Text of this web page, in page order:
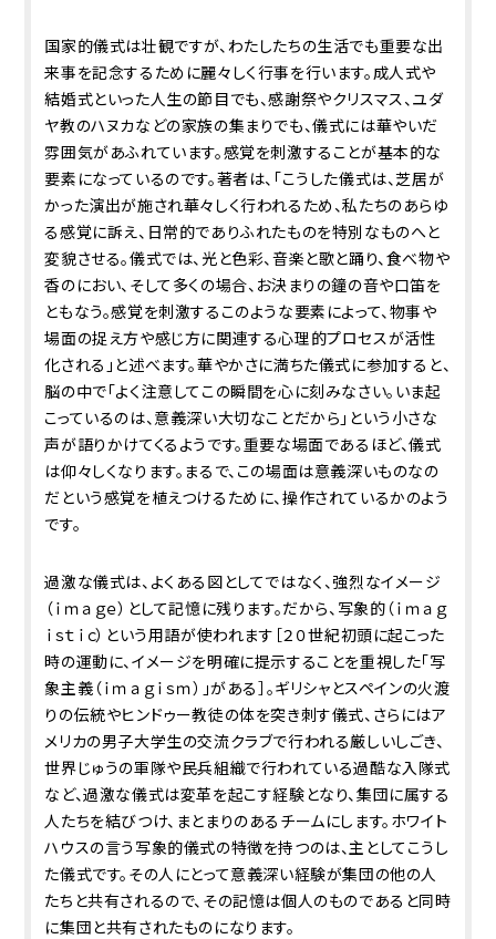
国家的儀式は壮観ですが、わたしたちの生活でも重要な出
来事を記念するために麗々しく行事を行います。成人式や
結婚式といった人生の節目でも、感謝祭やクリスマス、ユダ
ヤ教のハヌカなどの家族の集まりでも、儀式には華やいだ
雰囲気があふれています。感覚を刺激することが基本的な
要素になっているのです。著者は、「こうした儀式は、芝居が
かった演出が施され華々しく行われるため、私たちのあらゆ
る感覚に訴え、日常的でありふれたものを特別なものへと
変貌させる。儀式では、光と色彩、音楽と歌と踊り、食べ物や
香のにおい、そして多くの場合、お決まりの鐘の音や口笛を
ともなう。感覚を刺激するこのような要素によって、物事や
場面の捉え方や感じ方に関連する心理的プロセスが活性
化される」と述べます。華やかさに満ちた儀式に参加すると、
脳の中で「よく注意してこの瞬間を心に刻みなさい。いま起
こっているのは、意義深い大切なことだから」という小さな
声が語りかけてくるようです。重要な場面であるほど、儀式
は仰々しくなります。まるで、この場面は意義深いものなの
だという感覚を植えつけるために、操作されているかのよう
です。
過激な儀式は、よくある図としてではなく、強烈なイメージ
（ｉｍａｇｅ）として記憶に残ります。だから、写象的（ｉｍａｇ
ｉｓｔｉｃ）という用語が使われます［２０世紀初頭に起こった
時の運動に、イメージを明確に提示することを重視した「写
象主義（ｉｍａｇｉｓｍ）」がある］。ギリシャとスペインの火渡
りの伝統やヒンドゥー教徒の体を突き刺す儀式、さらにはア
メリカの男子大学生の交流クラブで行われる厳しいしごき、
世界じゅうの軍隊や民兵組織で行われている過酷な入隊式
など、過激な儀式は変革を起こす経験となり、集団に属する
人たちを結びつけ、まとまりのあるチームにします。ホワイト
ハウスの言う写象的儀式の特徴を持つのは、主としてこうし
た儀式です。その人にとって意義深い経験が集団の他の人
たちと共有されるので、その記憶は個人のものであると同時
に集団と共有されたものになります。